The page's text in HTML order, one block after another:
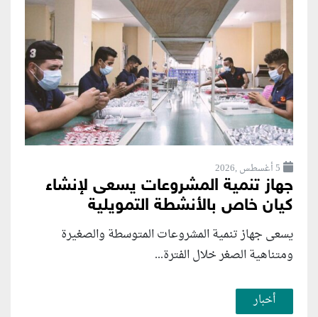
5 أغسطس ,2026
جهاز تنمية المشروعات يسعى لإنشاء
كيان خاص بالأنشطة التمويلية
يسعى جهاز تنمية المشروعات المتوسطة والصغيرة
ومتناهية الصغر خلال الفترة...
أخبار